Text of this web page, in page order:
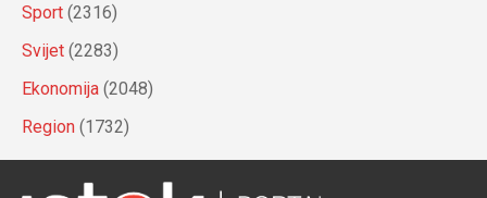
Sport (2316)
Svijet (2283)
Ekonomija (2048)
Region (1732)